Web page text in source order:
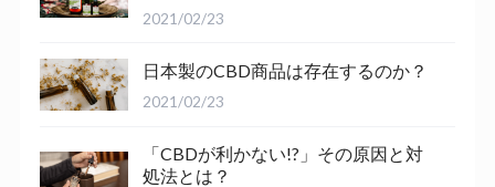
2021/02/23
日本製のCBD商品は存在するのか？
2021/02/23
「CBDが利かない!?」その原因と対
処法とは？